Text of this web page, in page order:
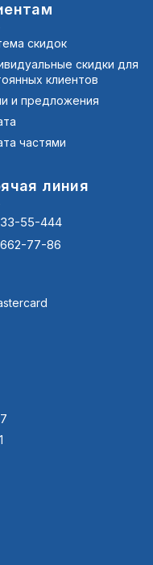
скидок
скидки для
клиентов
и предложения
частями
линия
55-444
77-86